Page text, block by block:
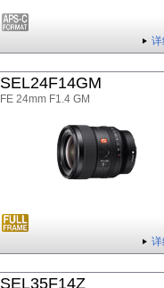
详
SEL24F14GM
FE 24mm F1.4 GM
详
SEL35F14Z